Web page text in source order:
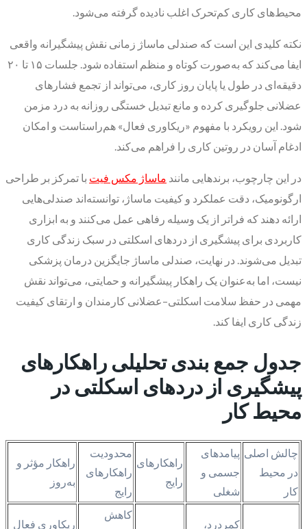
محیط‌های کاری کم‌تحرک اغلب نادیده گرفته می‌شود.
نکته کلیدی این است که صندلی ماساژ زمانی نقش پیشگیرانه واقعی
ایفا می‌کند که به‌صورت کوتاه و منظم استفاده شود. جلسات ۱۵ تا ۲۰
دقیقه‌ای در طول یا پایان روز کاری، می‌تواند از تجمع فشارهای
عضلانی جلوگیری کرده و مانع تبدیل خستگی روزانه به درد مزمن
شود. این رویکرد با مفهوم «ریکاوری فعال» هم‌راستاست و امکان
ادغام آسان در روتین کاری را فراهم می‌کند.
در این چارچوب، برندهایی مانند ماساژ مکس فیت با تمرکز بر طراحی
ارگونومیک، دقت عملکرد و کیفیت ماساژ، توانسته‌اند صندلی‌هایی
ارائه دهند که فراتر از یک وسیله رفاهی عمل می‌کنند و به ابزاری
کاربردی برای پیشگیری از دردهای اسکلتی در سبک زندگی کاری
تبدیل می‌شوند. در نهایت، صندلی ماساژ جایگزین درمان پزشکی
نیست، اما به‌عنوان یک راهکار پیشگیرانه و حمایتی، می‌تواند نقش
مهمی در حفظ سلامت اسکلتی–عضلانی کارمندان و ارتقای کیفیت
زندگی کاری ایفا کند.
جدول جمع ‌بندی تحلیلی راهکارهای
پیشگیری از دردهای اسکلتی در
محیط کار
چالش اصلی
در محیط
کار
پیامدهای
جسمی و
شغلی
راهکارهای
رایج
محدودیت
راهکارهای
رایج
راهکار مؤثر و
به‌روز
کمردرد،
کاهش
ریکاوری فعال